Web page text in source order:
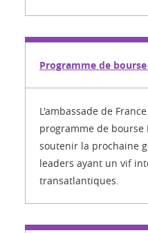
Programme de
L'ambassade de
programme de bourse
soutenir la prochaine
leaders ayant un vif
transatlantiques.